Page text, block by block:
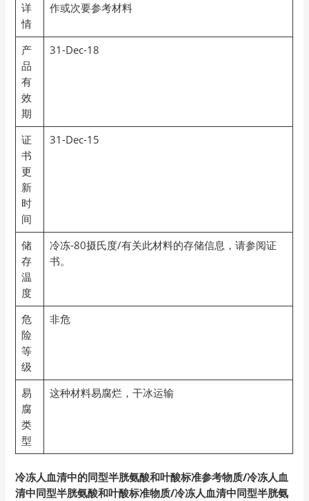
详
情
作或次要参考材料
产
品
有
效
期
31-Dec-18
证
书
更
新
时
间
31-Dec-15
储
存
温
度
冷冻-80摄氏度/有关此材料的存储信息，请参阅证
书。
危
险
等
级
非危
易
腐
类
型
这种材料易腐烂，干冰运输
冷冻人血清中的同型半胱氨酸和叶酸标准参考物质/冷冻人血
清中同型半胱氨酸和叶酸标准物质/冷冻人血清中同型半胱氨